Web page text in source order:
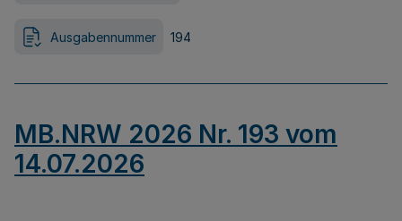
Ausgabennummer 194
MB.NRW 2026 Nr. 193 vom
14.07.2026